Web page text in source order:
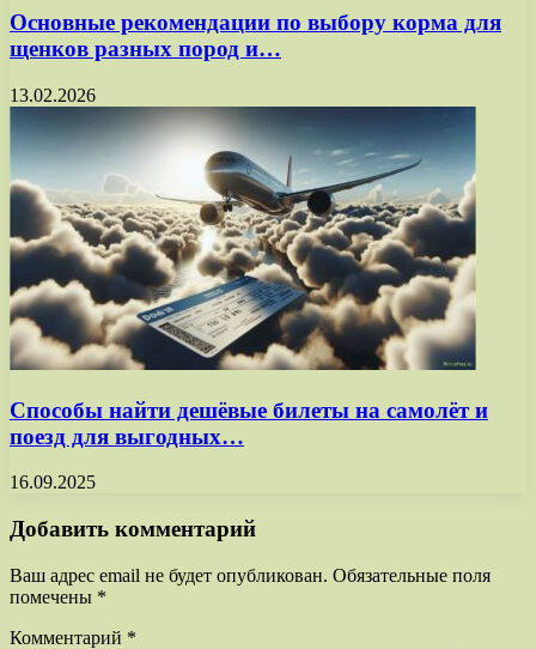
Основные рекомендации по выбору корма для
щенков разных пород и…
13.02.2026
Способы найти дешёвые билеты на самолёт и
поезд для выгодных…
16.09.2025
Добавить комментарий
Ваш адрес email не будет опубликован. Обязательные поля
помечены *
Комментарий *